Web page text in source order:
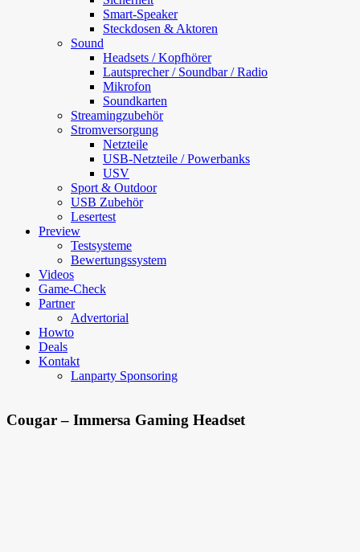
Smart-Speaker
Steckdosen & Aktoren
Sound
Headsets / Kopfhörer
Lautsprecher / Soundbar / Radio
Mikrofon
Soundkarten
Streamingzubehör
Stromversorgung
Netzteile
USB-Netzteile / Powerbanks
USV
Sport & Outdoor
USB Zubehör
Lesertest
Preview
Testsysteme
Bewertungssystem
Videos
Game-Check
Partner
Advertorial
Howto
Deals
Kontakt
Lanparty Sponsoring
Cougar – Immersa Gaming Headset